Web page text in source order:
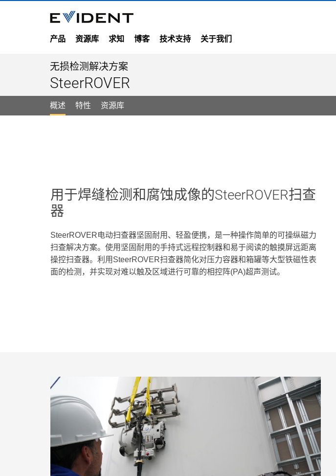
产品 资源库 求知 博客 技术支持 关于我们
无损检测解决方案
SteerROVER
概述 特性 资源库
用于焊缝检测和腐蚀成像的SteerROVER扫查
器
SteerROVER电动扫查器坚固耐用、轻盈便携，是一种操作简单的可操纵磁力
扫查解决方案。使用坚固耐用的手持式远程控制器和易于阅读的触摸屏远距离
操控扫查器。利用SteerROVER扫查器简化对压力容器和箱罐等大型铁磁性表
面的检测，并实现对难以触及区域进行可靠的相控阵(PA)超声测试。